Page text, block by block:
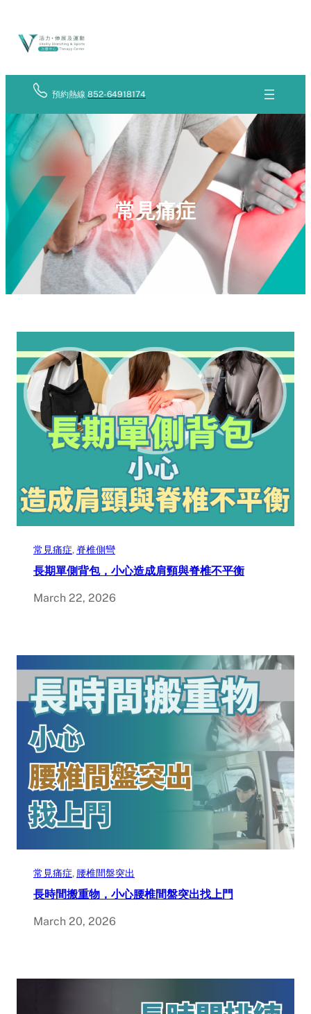
content
預約熱線852-64918174
常見痛症
常見痛症, 脊椎側彎
長期單側背包，小心造成肩頸與脊椎不平衡
March 22, 2026
常見痛症, 腰椎間盤突出
長時間搬重物，小心腰椎間盤突出找上門
March 20, 2026